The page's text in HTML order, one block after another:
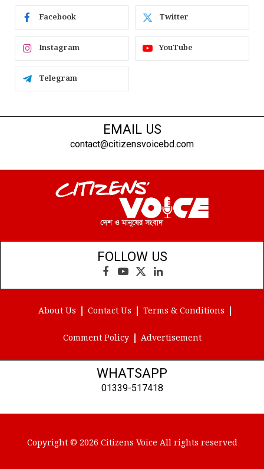
Facebook Twitter
Instagram YouTube
Telegram
EMAIL US
contact@citizensvoicebd.com
FOLLOW US
Facebook
YouTube
X
(Twitter)
LinkedIn
About Us Contact Us Terms & Conditions
Comment Policy Advertisement
WHATSAPP
01339-517418
Copyright © 2026 Citizens Voice All rights reserved